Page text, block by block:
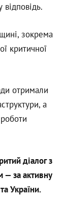
зокрема
критичної
отримали
а
діалог з
— за активну
України.